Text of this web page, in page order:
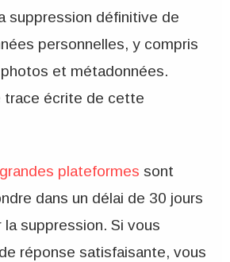
suppression définitive de
personnelles, y compris
et métadonnées.
trace écrite de cette
plateformes sont
dans un délai de 30 jours
suppression. Si vous
réponse satisfaisante, vous